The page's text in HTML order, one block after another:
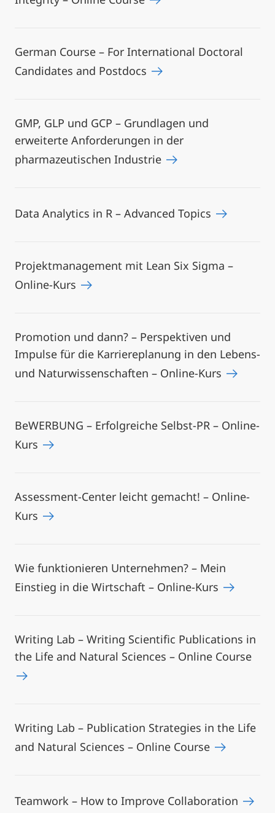
German Course – For International Doctoral
Candidates and Postdocs
GMP, GLP und GCP – Grundlagen und
erweiterte Anforderungen in der
pharmazeutischen Industrie
Data Analytics in R – Advanced Topics
Projektmanagement mit Lean Six Sigma –
Online-Kurs
Promotion und dann? – Perspektiven und
Impulse für die Karriereplanung in den Lebens-
und Naturwissenschaften – Online-Kurs
BeWERBUNG – Erfolgreiche Selbst-PR – Online-
Kurs
Assessment-Center leicht gemacht! – Online-
Kurs
Wie funktionieren Unternehmen? – Mein
Einstieg in die Wirtschaft – Online-Kurs
Writing Lab – Writing Scientific Publications in
the Life and Natural Sciences – Online Course
Writing Lab – Publication Strategies in the Life
and Natural Sciences – Online Course
Teamwork – How to Improve Collaboration